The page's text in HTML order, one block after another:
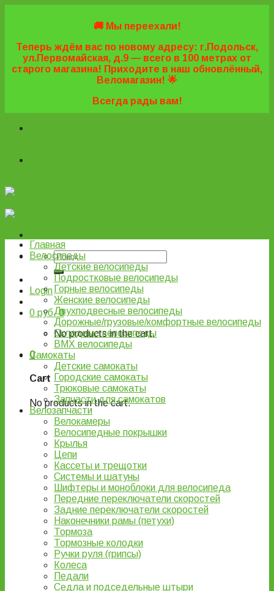
🚚 Мы переехали!
Теперь ждём вас по новому адресу: г.Подольск,
ул.Первомайская, д.9 — всего в 100 метрах от
старого магазина! Приходите в наш обновлённый,
Веломагазин! 🌟
Всегда рады вам!
Login
0 руб. 0
No products in the cart.
0
Cart
No products in the cart.
Главная
Велосипеды
Детские велосипеды
Подростковые велосипеды
Горные велосипеды
Женские велосипеды
Двухподвесные велосипеды
Дорожные/грузовые/комфортные велосипеды
Складные велосипеды
BMX велосипеды
Самокаты
Детские самокаты
Городские самокаты
Трюковые самокаты
Запчасти для самокатов
Велозапчасти
Велокамеры
Велосипедные покрышки
Крылья
Цепи
Кассеты и трещотки
Системы и шатуны
Шифтеры и моноблоки для велосипеда
Передние переключатели скоростей
Задние переключатели скоростей
Наконечники рамы (петухи)
Тормоза
Тормозные колодки
Ручки руля (грипсы)
Колеса
Педали
Седла и подседельные штыри